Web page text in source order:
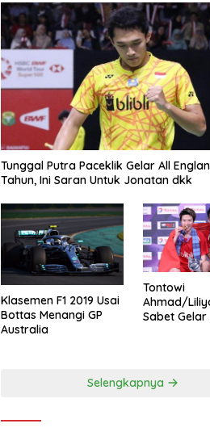
Tunggal Putra Paceklik Gelar All
Tahun, Ini Saran Untuk Jonatan dkk
Klasemen F1 2019 Usai
Bottas Menangi GP
Australia
Tontowi
Ahmad/
Sabet
Selengkapnya